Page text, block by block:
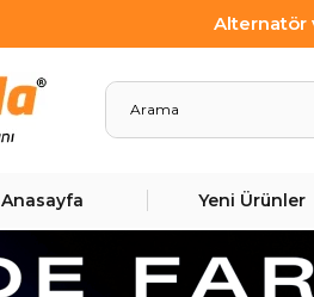
Alternatör
Anasayfa Yeni Ürünler